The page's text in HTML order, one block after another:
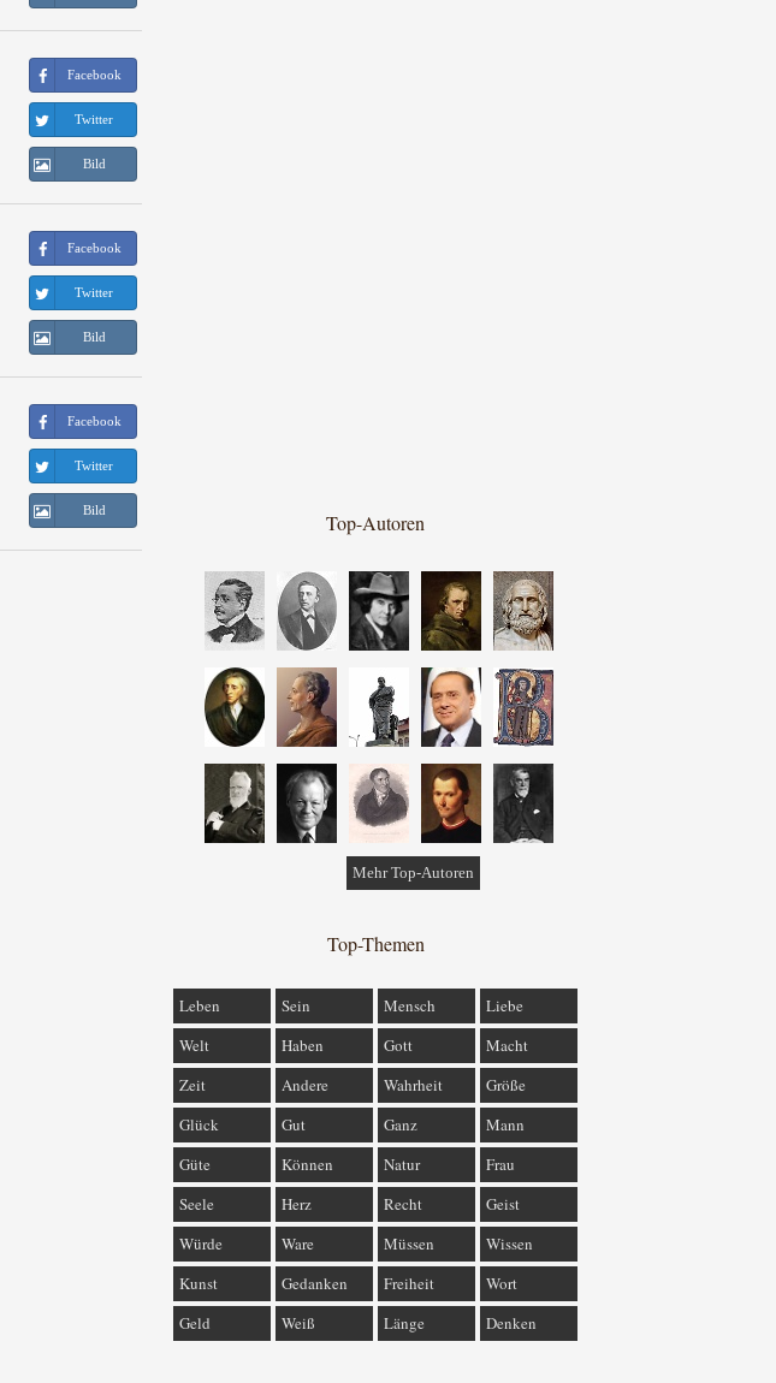
Facebook
Twitter
Bild
Facebook
Twitter
Bild
Facebook
Twitter
Bild Top-Autoren
Mehr Top-Autoren
Top-Themen
Leben Sein Mensch
Liebe
Welt
Haben Gott
Macht
Zeit
Andere Wahrheit
Größe
Glück
Gut Ganz
Mann
Güte
Können Natur
Frau
Seele
Herz Recht
Geist
Würde
Ware Müssen
Wissen
Kunst
Gedanken Freiheit
Wort
Geld
Weiß Länge Denken